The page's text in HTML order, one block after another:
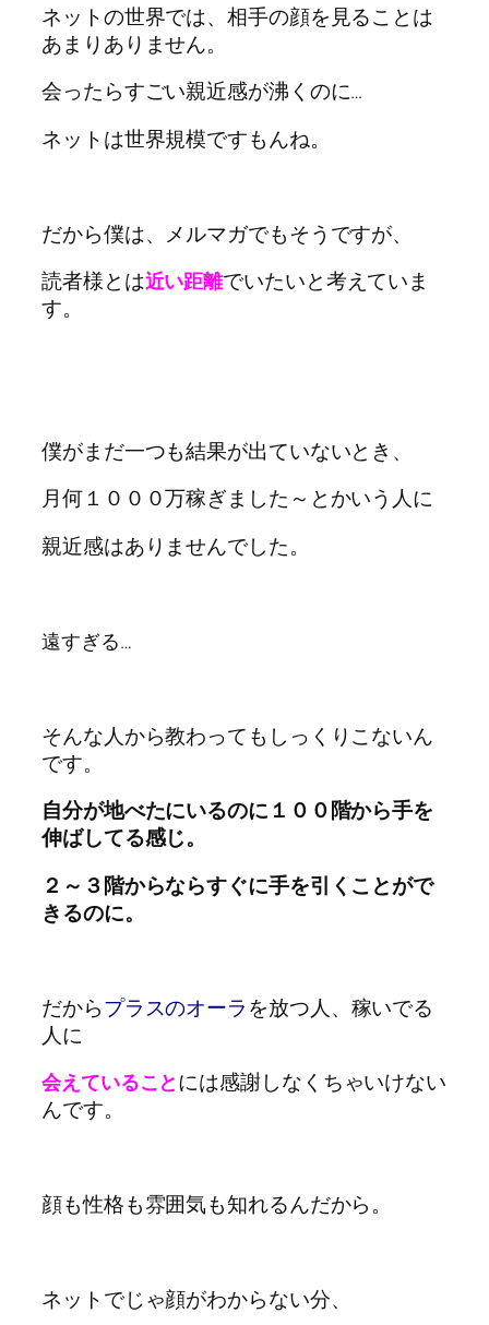
ネットの世界では、相手の顔を見ることは
あまりありません。
会ったらすごい親近感が沸くのに…
ネットは世界規模ですもんね。
だから僕は、メルマガでもそうですが、
読者様とは近い距離でいたいと考えていま
す。
僕がまだ一つも結果が出ていないとき、
月何１０００万稼ぎました～とかいう人に
親近感はありませんでした。
遠すぎる…
そんな人から教わってもしっくりこないん
です。
自分が地べたにいるのに１００階から手を
伸ばしてる感じ。
２～３階からならすぐに手を引くことがで
きるのに。
だからプラスのオーラを放つ人、稼いでる
人に
会えていることには感謝しなくちゃいけない
んです。
顔も性格も雰囲気も知れるんだから。
ネットでじゃ顔がわからない分、